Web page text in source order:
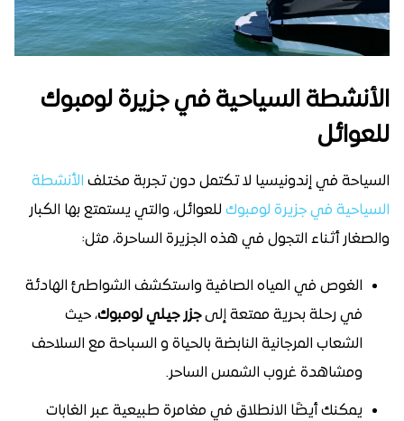
الأنشطة السياحية في جزيرة لومبوك
للعوائل
السياحة في إندونيسيا لا تكتمل دون تجربة مختلف الأنشطة
السياحية في جزيرة لومبوك للعوائل، والتي يستمتع بها الكبار
والصغار أثناء التجول في هذه الجزيرة الساحرة، مثل:
الغوص في المياه الصافية واستكشف الشواطئ الهادئة
في رحلة بحرية ممتعة إلىجزر جيلي لومبوك، حيث
الشعاب المرجانية النابضة بالحياة و السباحة مع السلاحف
ومشاهدة غروب الشمس الساحر.
يمكنك أيضًا الانطلاق في مغامرة طبيعية عبر الغابات